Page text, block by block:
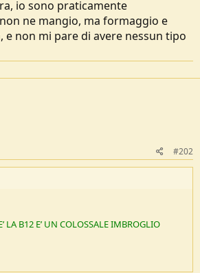
io sono praticamente
ne mangio, ma formaggio e
e non mi pare di avere nessun tipo
#202
LA B12 E’ UN COLOSSALE IMBROGLIO